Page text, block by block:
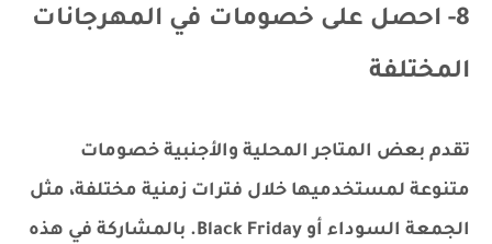
8- احصل على خصومات في المهرجانات
المختلفة
تقدم بعض المتاجر المحلية والأجنبية خصومات
متنوعة لمستخدميها خلال فترات زمنية مختلفة، مثل
الجمعة السوداء أو Black Friday. بالمشاركة في هذه